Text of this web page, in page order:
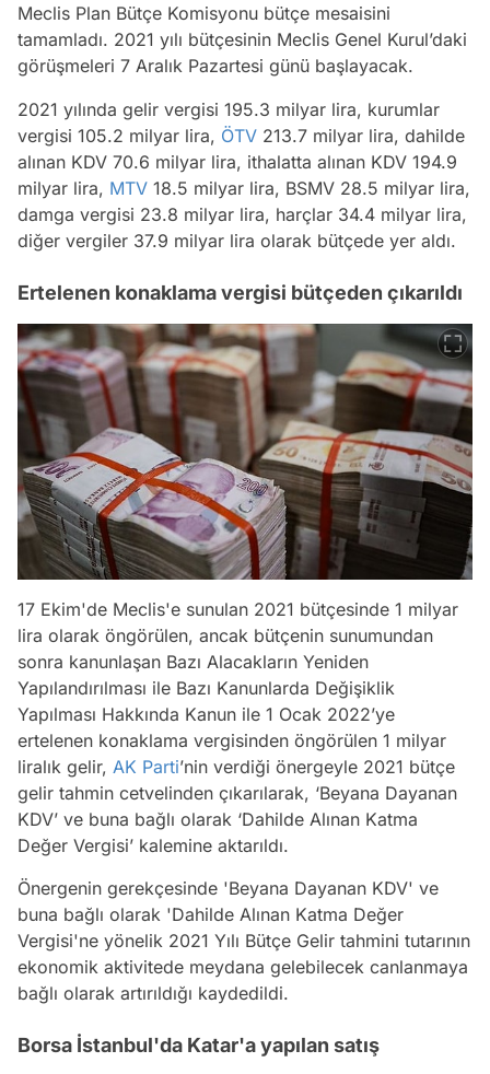
Meclis Plan Bütçe Komisyonu bütçe mesaisini
tamamladı. 2021 yılı bütçesinin Meclis Genel Kurul’daki
görüşmeleri 7 Aralık Pazartesi günü başlayacak.
2021 yılında gelir vergisi 195.3 milyar lira, kurumlar
vergisi 105.2 milyar lira, ÖTV 213.7 milyar lira, dahilde
alınan KDV 70.6 milyar lira, ithalatta alınan KDV 194.9
milyar lira, MTV 18.5 milyar lira, BSMV 28.5 milyar lira,
damga vergisi 23.8 milyar lira, harçlar 34.4 milyar lira,
diğer vergiler 37.9 milyar lira olarak bütçede yer aldı.
Ertelenen konaklama vergisi bütçeden çıkarıldı
17 Ekim'de Meclis'e sunulan 2021 bütçesinde 1 milyar
lira olarak öngörülen, ancak bütçenin sunumundan
sonra kanunlaşan Bazı Alacakların Yeniden
Yapılandırılması ile Bazı Kanunlarda Değişiklik
Yapılması Hakkında Kanun ile 1 Ocak 2022’ye
ertelenen konaklama vergisinden öngörülen 1 milyar
liralık gelir, AK Parti’nin verdiği önergeyle 2021 bütçe
gelir tahmin cetvelinden çıkarılarak, ‘Beyana Dayanan
KDV’ ve buna bağlı olarak ‘Dahilde Alınan Katma
Değer Vergisi’ kalemine aktarıldı.
Önergenin gerekçesinde 'Beyana Dayanan KDV' ve
buna bağlı olarak 'Dahilde Alınan Katma Değer
Vergisi'ne yönelik 2021 Yılı Bütçe Gelir tahmini tutarının
ekonomik aktivitede meydana gelebilecek canlanmaya
bağlı olarak artırıldığı kaydedildi.
Borsa İstanbul'da Katar'a yapılan satış